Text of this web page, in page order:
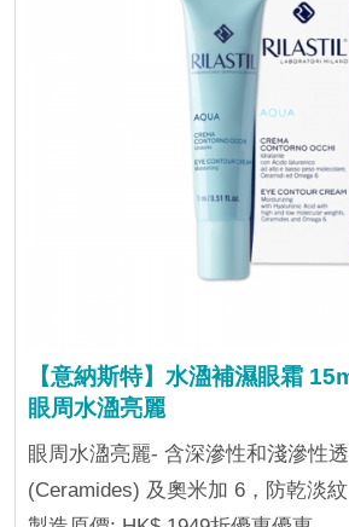
【意納斯特】水溋補濕眼霜
眼周水溋亮麗
眼周水溋亮麗- 含深滲性和淺滲性
(Ceramides) 及奧米加 6，防乾淡